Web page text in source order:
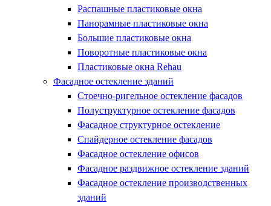
Распашные пластиковые окна
Панорамные пластиковые окна
Большие пластиковые окна
Поворотные пластиковые окна
Пластиковые окна Rehau
Фасадное остекление зданий
Стоечно-ригельное остекление фасадов
Полуструктурное остекление фасадов
Фасадное структурное остекление
Спайдерное остекление фасадов
Фасадное остекление офисов
Фасадное раздвижное остекление зданий
Фасадное остекление производственных
зданий